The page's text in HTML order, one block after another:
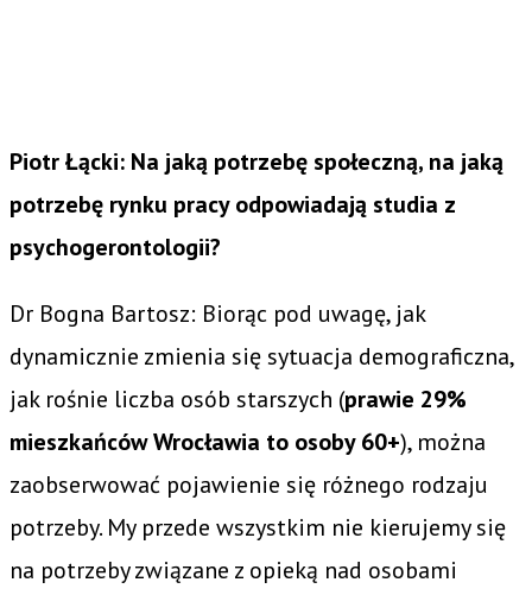
Piotr Łącki: Na jaką potrzebę społeczną, na jaką
potrzebę rynku pracy odpowiadają studia z
psychogerontologii?
Dr Bogna Bartosz: Biorąc pod uwagę, jak
dynamicznie zmienia się sytuacja demograficzna,
jak rośnie liczba osób starszych (prawie 29%
mieszkańców Wrocławia to osoby 60+), można
zaobserwować pojawienie się różnego rodzaju
potrzeby. My przede wszystkim nie kierujemy się
na potrzeby związane z opieką nad osobami